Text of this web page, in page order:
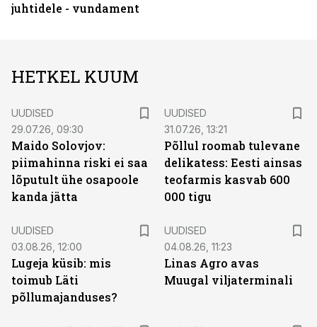
juhtidele - vundament
HETKEL KUUM
UUDISED
29.07.26, 09:30
Maido Solovjov:
piimahinna riski ei saa
lõputult ühe osapoole
kanda jätta
UUDISED
31.07.26, 13:21
Põllul roomab tulevane
delikatess: Eesti ainsas
teofarmis kasvab 600
000 tigu
UUDISED
03.08.26, 12:00
Lugeja küsib: mis
toimub Läti
põllumajanduses?
UUDISED
04.08.26, 11:23
Linas Agro avas
Muugal viljaterminali